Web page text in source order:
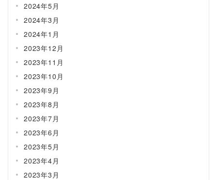
2024年5月
2024年3月
2024年1月
2023年12月
2023年11月
2023年10月
2023年9月
2023年8月
2023年7月
2023年6月
2023年5月
2023年4月
2023年3月